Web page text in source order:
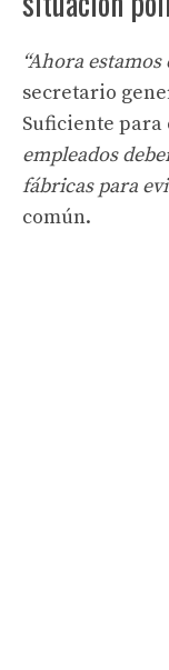
“Ahora
secretario
Suficiente para
empleados
fábricas para
común.